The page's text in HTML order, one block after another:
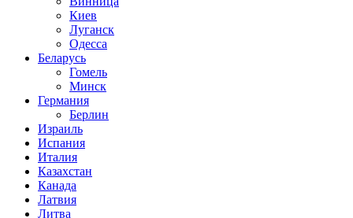
Киев
Луганск
Одесса
Беларусь
Гомель
Минск
Германия
Берлин
Израиль
Испания
Италия
Казахстан
Канада
Латвия
Литва